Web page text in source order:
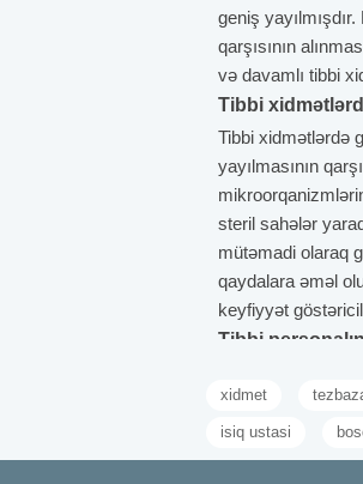
geniş
qarşısının
və davamlı tibbi
Tibbi
Tibbi xidmətlərdə
yayılmasının
steril sahələr
mütəmadi olaraq
qaydalara əməl
keyfiyyət
Tibbi
praktik
Peşəkar
bacarığı mühüm
xidmet
isiq ustasi